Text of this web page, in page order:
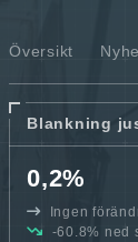
Översikt
Blankning
0,2%
Ingen
-60.8% ned